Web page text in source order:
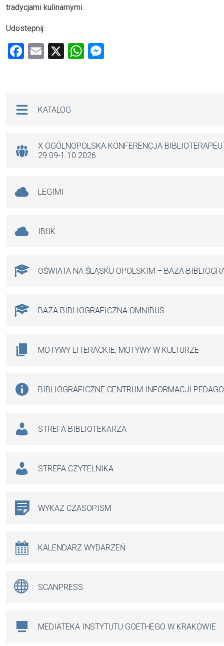
tradycjami kulinarnymi.
Udostepnij:
F
o
k
E
X
W
p
KATALOG
X OGÓLNOPOLSKA KONFERENCJA
29.09-1.10.2026
LEGIMI
IBUK
OŚWIATA NA ŚLĄSKU OPOLSKIM – BAZA
BAZA BIBLIOGRAFICZNA OMNIBUS
MOTYWY LITERACKIE, MOTYWY W KULTURZE
BIBLIOGRAFICZNE CENTRUM INFORMACJI
STREFA BIBLIOTEKARZA
STREFA CZYTELNIKA
WYKAZ CZASOPISM
KALENDARZ WYDARZEŃ
SCANPRESS
MEDIATEKA INSTYTUTU GOETHEGO W KRAKOWIE